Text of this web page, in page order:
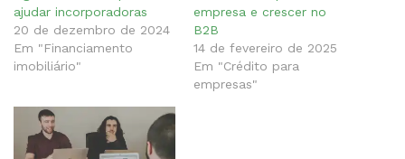
ajudar incorporadoras
20 de dezembro de 2024
Em "Financiamento
imobiliário"
empresa e crescer no
B2B
14 de fevereiro de 2025
Em "Crédito para
empresas"